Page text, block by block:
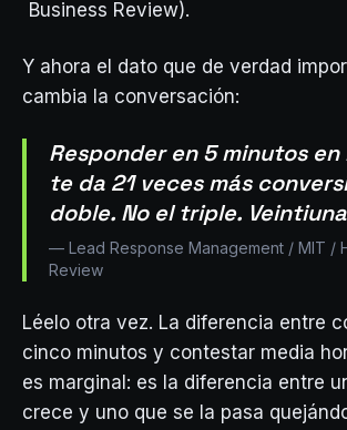
Business Review).
Y ahora el dato que de verdad
cambia la conversación:
Responder en 5 minutos
te da 21 veces más
doble. No el triple.
— Lead Response Management / MIT /
Review
Léelo otra vez. La diferencia entre
cinco minutos y contestar media
es marginal: es la diferencia entre
crece y uno que se la pasa